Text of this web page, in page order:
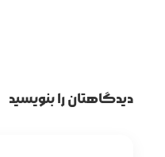
دیدگاهتان را بنویسید